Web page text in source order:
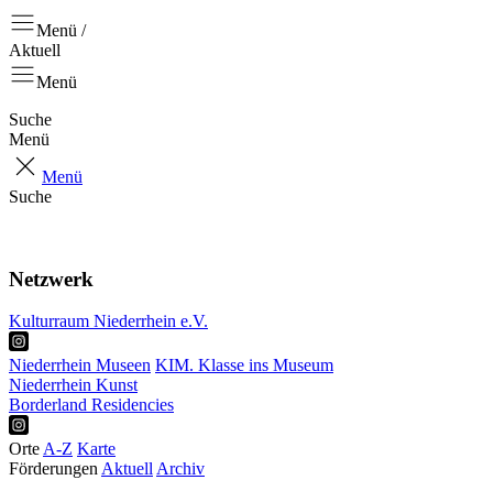
Menü /
Aktuell
Menü
Suche
Menü
Menü
Suche
Netzwerk
Kulturraum Niederrhein e.V.
Niederrhein Museen KIM. Klasse ins Museum
Niederrhein Kunst
Borderland Residencies
OrteA-Z Karte
FörderungenAktuellArchiv